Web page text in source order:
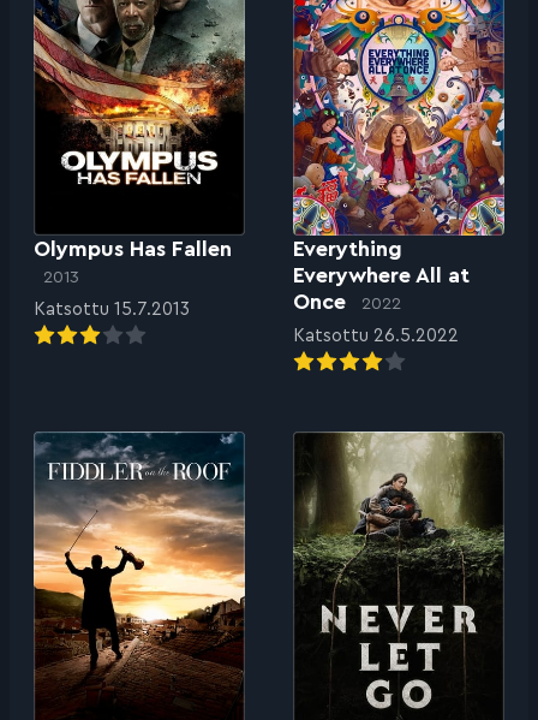
Olympus Has Fallen
2013
Katsottu 15.7.2013
Everything
Everywhere All at
Once
2022
Katsottu 26.5.2022